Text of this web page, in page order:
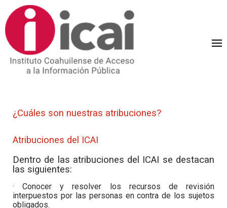
¿Cuáles son nuestras atribuciones?
Atribuciones del ICAI
Dentro de las atribuciones del ICAI se destacan
las siguientes:
· Conocer y resolver los recursos de revisión
interpuestos por las personas en contra de los sujetos
obligados.